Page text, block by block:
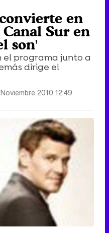
en
Sur en
son'
programa junto a
dirige el
2010 12:49